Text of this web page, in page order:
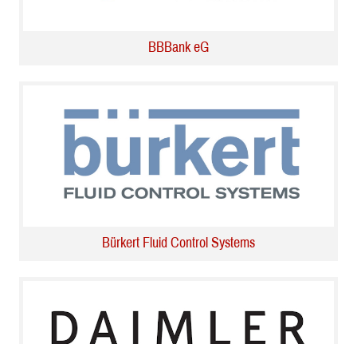
BBBank eG
Bürkert Fluid Control Systems